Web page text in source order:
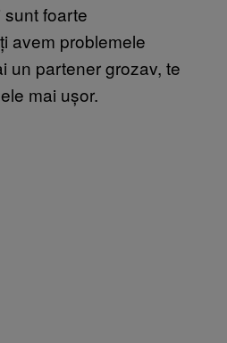
foarte
avem problemele
un partener grozav, te
mai ușor.